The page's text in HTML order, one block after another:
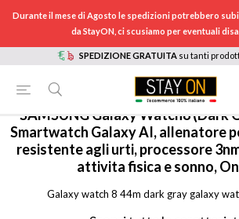
Durante il mese di Agosto le spedizioni potrebbero
da StayON, ci scusiamo per eventuali
SPEDIZIONE GRATUITA su tanti
HOME / WEARABLE / SMARTWATCH
SAMSUNGGalaxy Watch8 (Dark
Smartwatch Galaxy AI, allenatore
resistente agli urti, processore
attivita fisica e sonno,
Galaxy watch 8 44m dark gray galaxy